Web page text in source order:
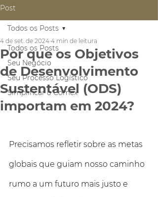
Post
Todos os Posts
Seu Negócio
Seu Processo Logístico
Simplificar o Comex
Todos os Posts
Por que os Objetivos
de Desenvolvimento
Sustentável (ODS)
importam em 2024?
4 de set. de 2024 4 min de leitura
Precisamos refletir sobre as metas
globais que guiam nosso caminho
rumo a um futuro mais justo e